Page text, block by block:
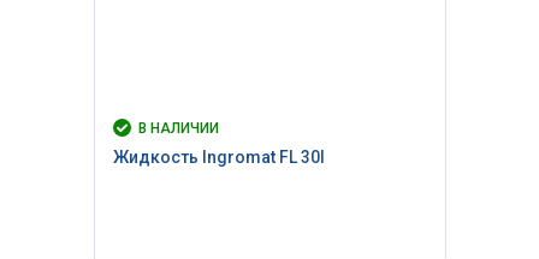
В НАЛИЧИИ
Жидкость Ingromat FL 30l